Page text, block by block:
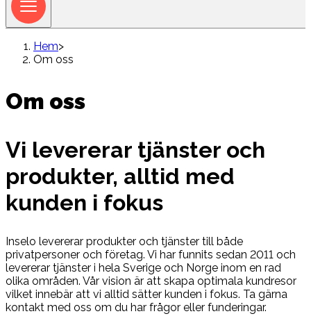
Hem>
Om oss
Om oss
Vi levererar tjänster och
produkter, alltid med
kunden i fokus
Inselo levererar produkter och tjänster till både
privatpersoner och företag. Vi har funnits sedan 2011 och
levererar tjänster i hela Sverige och Norge inom en rad
olika områden. Vår vision är att skapa optimala kundresor
vilket innebär att vi alltid sätter kunden i fokus. Ta gärna
kontakt med oss om du har frågor eller funderingar.